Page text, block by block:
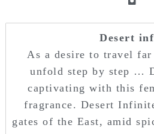
Desert
As a desire to travel
unfold step by step …
captivating with this
fragrance. Desert
gates of the East, amid